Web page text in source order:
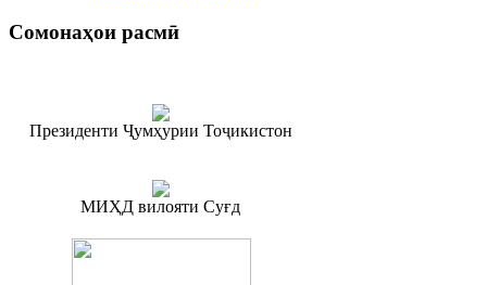
Сомонаҳои расмӣ
Президенти Ҷумҳурии Тоҷикистон
МИҲД вилояти Суғд